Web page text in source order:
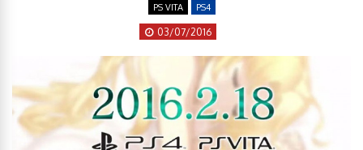
PS VITA PS4
03/07/2016